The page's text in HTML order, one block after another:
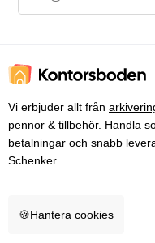
Vi erbjuder allt från
pennor & tillbehör. Handla
betalningar och snabb
Schenker.
🍪Hantera cookies